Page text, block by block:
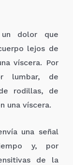
dolor que
lejos de
víscera. Por
lumbar, de
rodillas, de
una víscera.
una señal
y, por
de la